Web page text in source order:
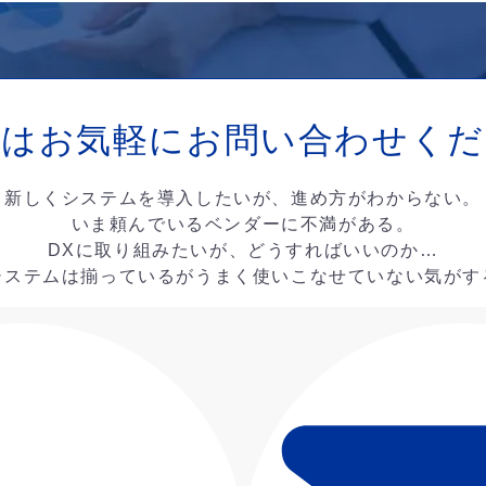
お気軽に お問い合わせく
新しくシステムを導入したいが、進め方がわからない。
いま頼んでいるベンダーに不満がある。
DXに取り組みたいが、どうすればいいのか…
ステムは揃っているがうまく使いこなせていない気がす